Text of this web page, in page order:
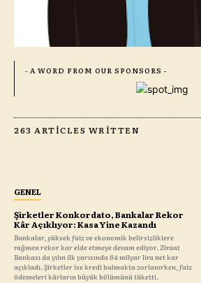
GENEL
Şirketler Konkordato, Bankalar Rekor
Kâr Açıklıyor: Kasa Yine Kazandı
Bankalar, yüksek faiz ve ekonomik belirsizliklere
rağmen rekor kar elde etmeye devam ediyor. Ziraat
Bankası da yılın ilk yarısında 64 milyar lira net kar
açıkladı. Şirketler ise kredi bulmakta zorlanırken, faiz
ödemeleri kârların büyük bölümünü tüketti.
- A WORD FROM OUR SPONSORS -
263 ARTICLES WRITTEN